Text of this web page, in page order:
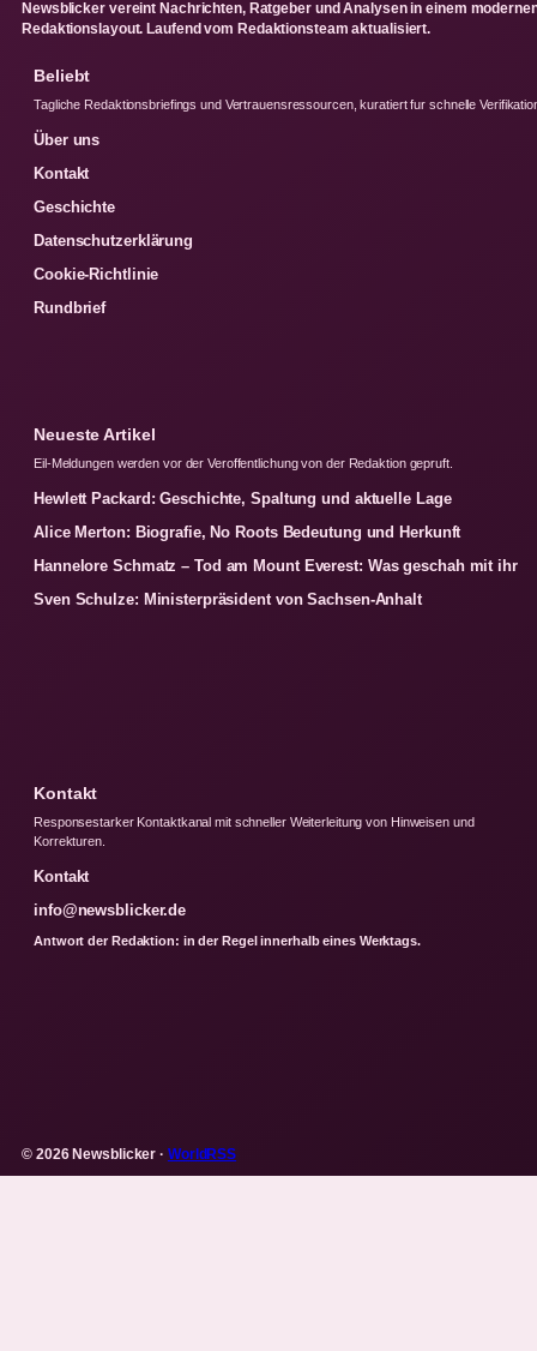
Newsblicker vereint Nachrichten, Ratgeber und Analysen in einem
Redaktionslayout. Laufend vom Redaktionsteam aktualisiert.
Beliebt
Tagliche Redaktionsbriefings und Vertrauensressourcen, kuratiert fur schnelle
Über uns
Kontakt
Geschichte
Datenschutzerklärung
Cookie-Richtlinie
Rundbrief
Neueste Artikel
Eil-Meldungen werden vor der Veroffentlichung von der Redaktion gepruft.
Hewlett Packard: Geschichte, Spaltung und aktuelle Lage
Alice Merton: Biografie, No Roots Bedeutung und Herkunft
Hannelore Schmatz – Tod am Mount Everest: Was geschah mit ihr
Sven Schulze: Ministerpräsident von Sachsen-Anhalt
Kontakt
Responsestarker Kontaktkanal mit schneller Weiterleitung von Hinweisen und
Korrekturen.
Kontakt
info@newsblicker.de
Antwort der Redaktion: in der Regel innerhalb eines Werktags.
© 2026 Newsblicker · WorldRSS